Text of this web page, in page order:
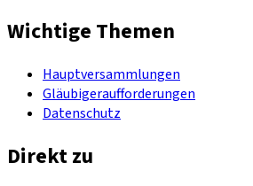
Wichtige Themen
Hauptversammlungen
Gläubigeraufforderungen
Datenschutz
Direkt zu